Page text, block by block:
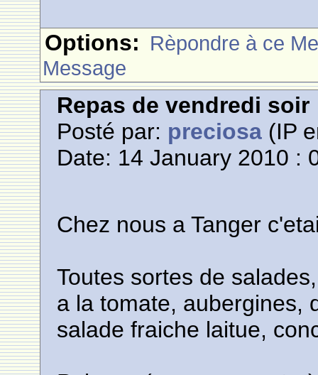
Options: Rèpondre à ce
Message
Repas de vendredi soir
Posté par: preciosa (IP
Date: 14 January 2010 :
Chez nous a Tanger
Toutes sortes de
a la tomate, aubergines,
salade fraiche laitue,